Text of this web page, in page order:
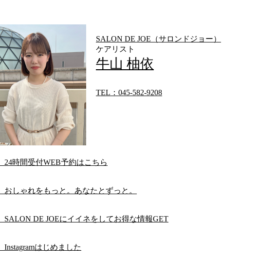
SALON DE JOE（サロンドジョー）
ケアリスト
牛山 柚依
TEL：045-582-9208
24時間受付WEB予約はこちら
おしゃれをもっと。あなたとずっと。
SALON DE JOEにイイネをしてお得な情報GET
Instagramはじめました